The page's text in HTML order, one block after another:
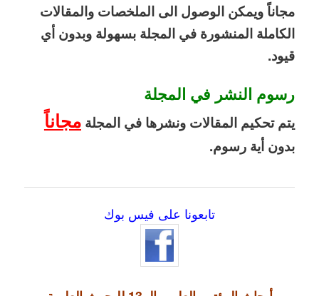
مجاناً ويمكن الوصول الى الملخصات والمقالات
الكاملة المنشورة في المجلة بسهولة وبدون أي
قيود.
رسوم النشر في المجلة
يتم تحكيم المقالات ونشرها في المجلةمجاناً
بدون أية رسوم.
تابعونا على فيس بوك